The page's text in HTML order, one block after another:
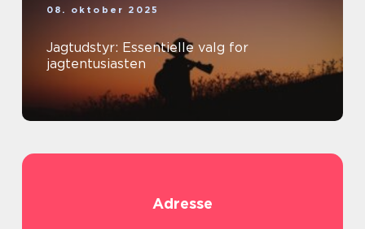
08. oktober 2025
Jagtudstyr: Essentielle valg for
jagtentusiasten
Adresse